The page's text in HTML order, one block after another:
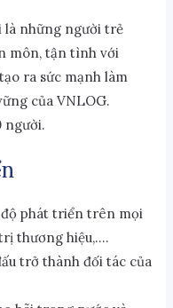
là những người trẻ
môn, tận tình với
ra sức mạnh làm
của VNLOG.
người.
phát triển trên mọi
thương hiệu,….
trở thành đối tác của